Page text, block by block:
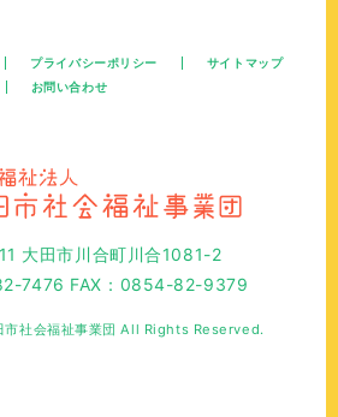
プライバシーポリシー
サイトマップ
お問い合わせ
大田市川合町川合1081-2
7476 FAX：0854-82-9379
市社会福祉事業団 All Rights Reserved.